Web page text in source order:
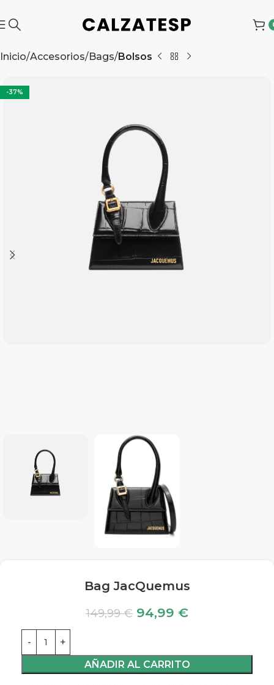
Inicio Accesorios Bags Bolsos
-37%
Bag JacQuemus
149,99€ 94,99 €
AÑADIR AL CARRITO